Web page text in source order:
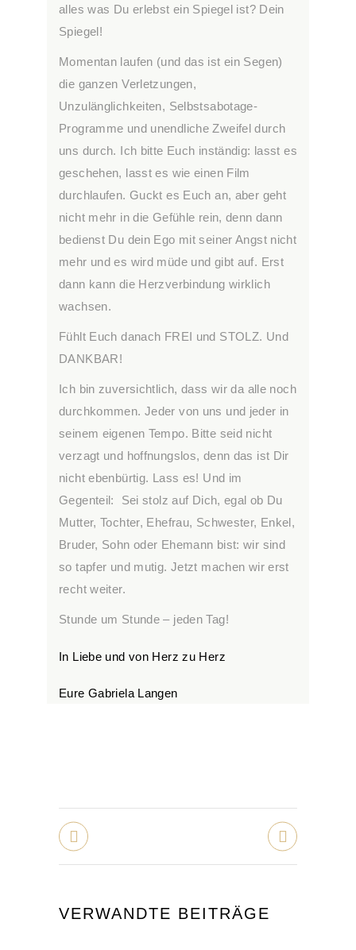
alles was Du erlebst ein Spiegel ist? Dein
Spiegel!
Momentan laufen (und das ist ein Segen)
die ganzen Verletzungen,
Unzulänglichkeiten, Selbstsabotage-
Programme und unendliche Zweifel durch
uns durch. Ich bitte Euch inständig: lasst es
geschehen, lasst es wie einen Film
durchlaufen. Guckt es Euch an, aber geht
nicht mehr in die Gefühle rein, denn dann
bedienst Du dein Ego mit seiner Angst nicht
mehr und es wird müde und gibt auf. Erst
dann kann die Herzverbindung wirklich
wachsen.
Fühlt Euch danach FREI und STOLZ. Und
DANKBAR!
Ich bin zuversichtlich, dass wir da alle noch
durchkommen. Jeder von uns und jeder in
seinem eigenen Tempo. Bitte seid nicht
verzagt und hoffnungslos, denn das ist Dir
nicht ebenbürtig. Lass es! Und im
Gegenteil: Sei stolz auf Dich, egal ob Du
Mutter, Tochter, Ehefrau, Schwester, Enkel,
Bruder, Sohn oder Ehemann bist: wir sind
so tapfer und mutig. Jetzt machen wir erst
recht weiter.
Stunde um Stunde – jeden Tag!
In Liebe und von Herz zu Herz
Eure Gabriela Langen
VERWANDTE BEITRÄGE